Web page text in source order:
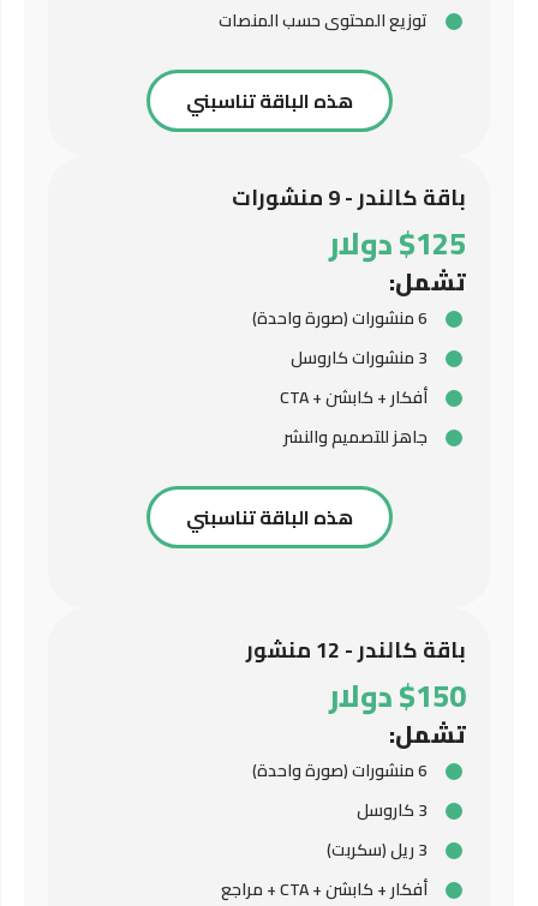
توزيع المحتوى حسب المنصات
هذه الباقة تناسبني
باقة كالندر - 9 منشورات
$125 دولار
تشمل:
6 منشورات (صورة واحدة)
3 منشورات كاروسل
أفكار + كابشن + CTA
جاهز للتصميم والنشر
هذه الباقة تناسبني
باقة كالندر - 12 منشور
$150 دولار
تشمل:
6 منشورات (صورة واحدة)
3 كاروسل
3 ريل (سكربت)
أفكار + كابشن + CTA + مراجع